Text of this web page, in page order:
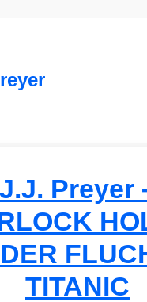
J.J. Preyer
TITANIC